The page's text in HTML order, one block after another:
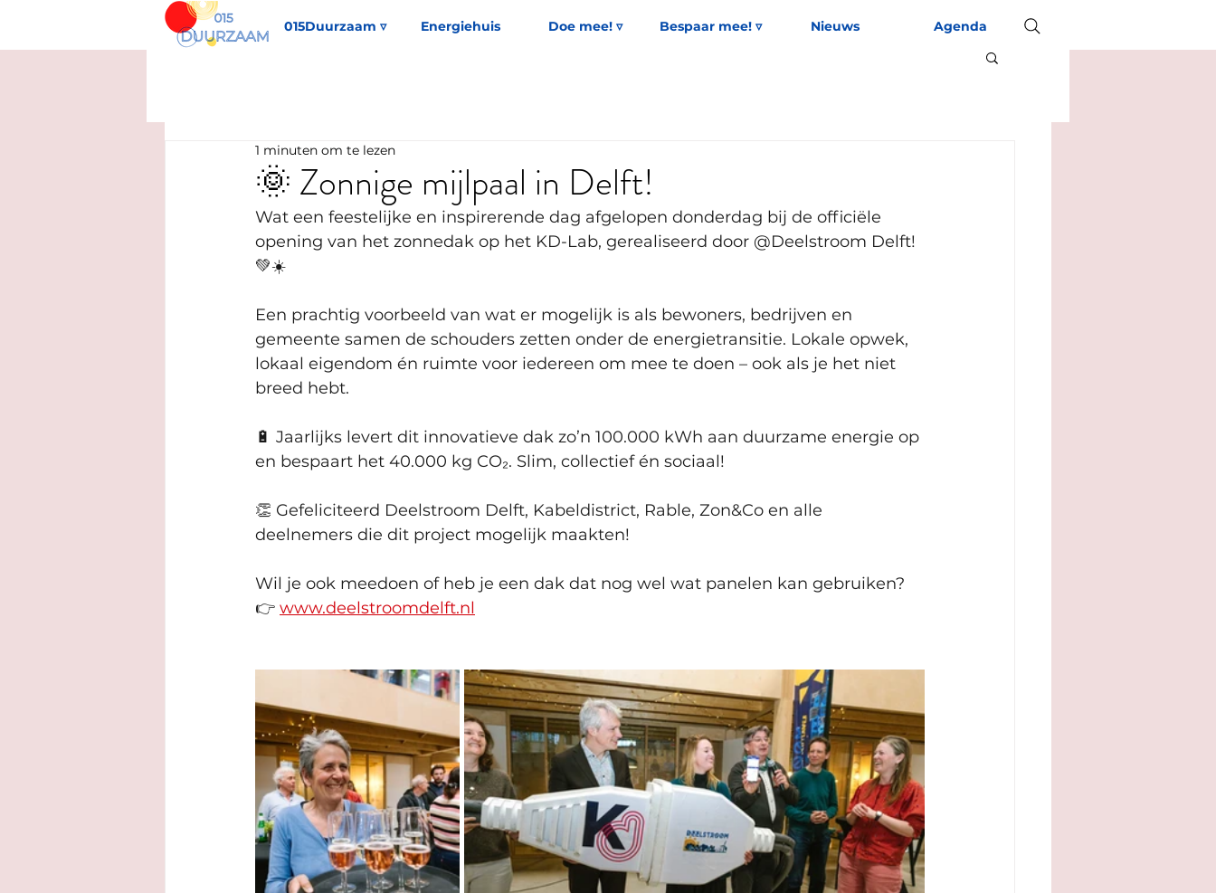
015Duurzaam ▿ Energiehuis Doe mee! ▿ Bespaar mee! ▿ Nieuws Agenda
🌞 Zonnige mijlpaal in Delft!
1 minuten om te lezen
Wat een feestelijke en inspirerende dag afgelopen donderdag bij de officiële
opening van het zonnedak op het KD-Lab, gerealiseerd door @Deelstroom Delft!
💚☀️
Een prachtig voorbeeld van wat er mogelijk is als bewoners, bedrijven en
gemeente samen de schouders zetten onder de energietransitie. Lokale opwek,
lokaal eigendom én ruimte voor iedereen om mee te doen – ook als je het niet
breed hebt.
🔋 Jaarlijks levert dit innovatieve dak zo’n 100.000 kWh aan duurzame energie op
en bespaart het 40.000 kg CO₂. Slim, collectief én sociaal!
👏 Gefeliciteerd Deelstroom Delft, Kabeldistrict, Rable, Zon&Co en alle
deelnemers die dit project mogelijk maakten!
Wil je ook meedoen of heb je een dak dat nog wel wat panelen kan gebruiken?
👉 www.deelstroomdelft.nl